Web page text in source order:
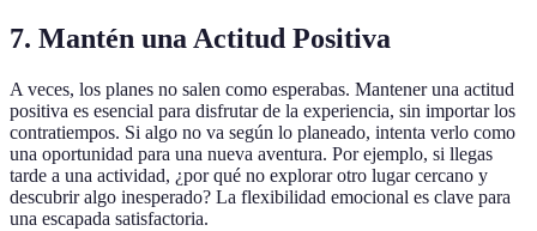
7. Mantén una Actitud Positiva
A veces, los planes no salen como esperabas. Mantener una actitud
positiva es esencial para disfrutar de la experiencia, sin importar los
contratiempos. Si algo no va según lo planeado, intenta verlo como
una oportunidad para una nueva aventura. Por ejemplo, si llegas
tarde a una actividad, ¿por qué no explorar otro lugar cercano y
descubrir algo inesperado? La flexibilidad emocional es clave para
una escapada satisfactoria.